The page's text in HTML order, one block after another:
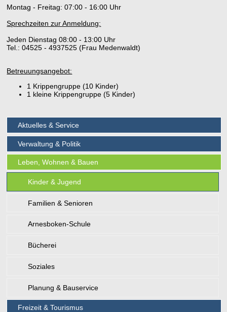
Montag - Freitag: 07:00 - 16:00 Uhr
Sprechzeiten zur Anmeldung:
Jeden Dienstag 08:00 - 13:00 Uhr
Tel.: 04525 - 4937525 (Frau Medenwaldt)
Betreuungsangebot:
1 Krippengruppe (10 Kinder)
1 kleine Krippengruppe (5 Kinder)
Aktuelles & Service
Verwaltung & Politik
Leben, Wohnen & Bauen
Kinder & Jugend
Familien & Senioren
Arnesboken-Schule
Bücherei
Soziales
Planung & Bauservice
Freizeit & Tourismus